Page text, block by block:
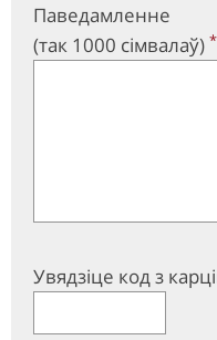
Паведамленне
(так 1000 сімвалаў) *
Увядзіце код з